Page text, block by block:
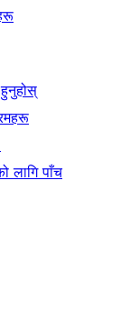
लागि पाँच